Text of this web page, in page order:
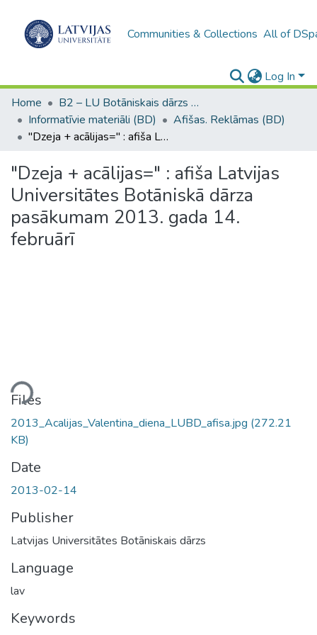
Communities & Collections All of
Log In
Home
B2 – LU Botāniskais dārzs / Botanical garden of the UL
Informatīvie materiāli (BD)
Afišas. Reklāmas (BD)
"Dzeja + acālijas=" : afiša Latvijas Universitātes Botāniskā dārza pasākumam 2013. gada 14. februārī
"Dzeja + acālijas=" : afiša Latvijas
Universitātes Botāniskā dārza
pasākumam 2013. gada 14.
februārī
Files
2013_Acalijas_Valentina_diena_LUBD_afisa.jpg (272.21
KB)
Date
2013-02-14
Publisher
Latvijas Universitātes Botāniskais dārzs
Language
lav
Keywords